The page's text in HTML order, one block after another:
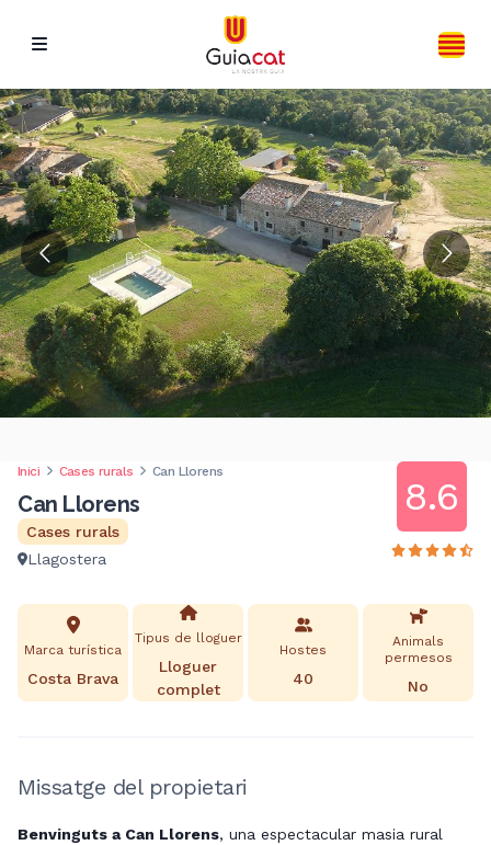
Inici Cases rurals Can Llorens
Can Llorens
Cases rurals
Llagostera
8.6
Marca turística
Costa Brava
Tipus de lloguer
Lloguer
complet
Hostes
40
Animals
permesos
No
Missatge del propietari
Benvinguts a Can Llorens, una espectacular masia rural